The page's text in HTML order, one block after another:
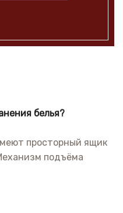
белья?
просторный ящик
подъёма